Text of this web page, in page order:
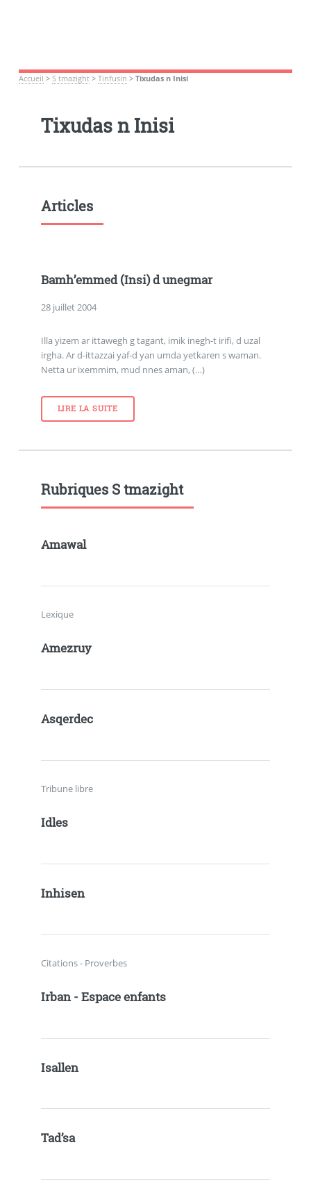
Accueil > S tmazight> Tinfusin > Tixudas n Inisi
Tixudas n Inisi
Articles
Bamh’emmed (Insi) d unegmar
28 juillet 2004
Illa yizem ar ittawegh g tagant, imik inegh-t irifi, d uzal
irgha. Ar d-ittazzai yaf-d yan umda yetkaren s waman.
Netta ur ixemmim, mud nnes aman, (…)
LIRE LA SUITE
Rubriques S tmazight
Amawal
Lexique
Amezruy
Asqerdec
Tribune libre
Idles
Inhisen
Citations - Proverbes
Irban - Espace enfants
Isallen
Tad’sa